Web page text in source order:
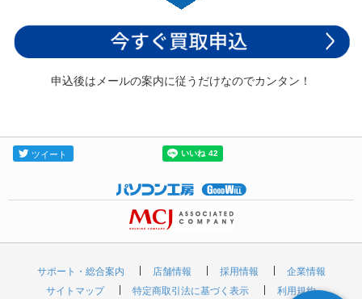
申込後はメールの案内に従うだけなのでカンタン！
サポート・総合案内 店舗情報 採用情報
企業情報
サイトマップ
特定商取引法に基づく表示 利用規約